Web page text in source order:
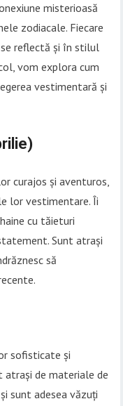
misterioasă
zodiacale. Fiecare
reflectă și în stilul
vom explora cum
vestimentară și
curajos și aventuros,
lor vestimentare. Îi
cu tăieturi
Sunt atrași
să
sofisticate și
atrași de materiale de
sunt adesea văzuți